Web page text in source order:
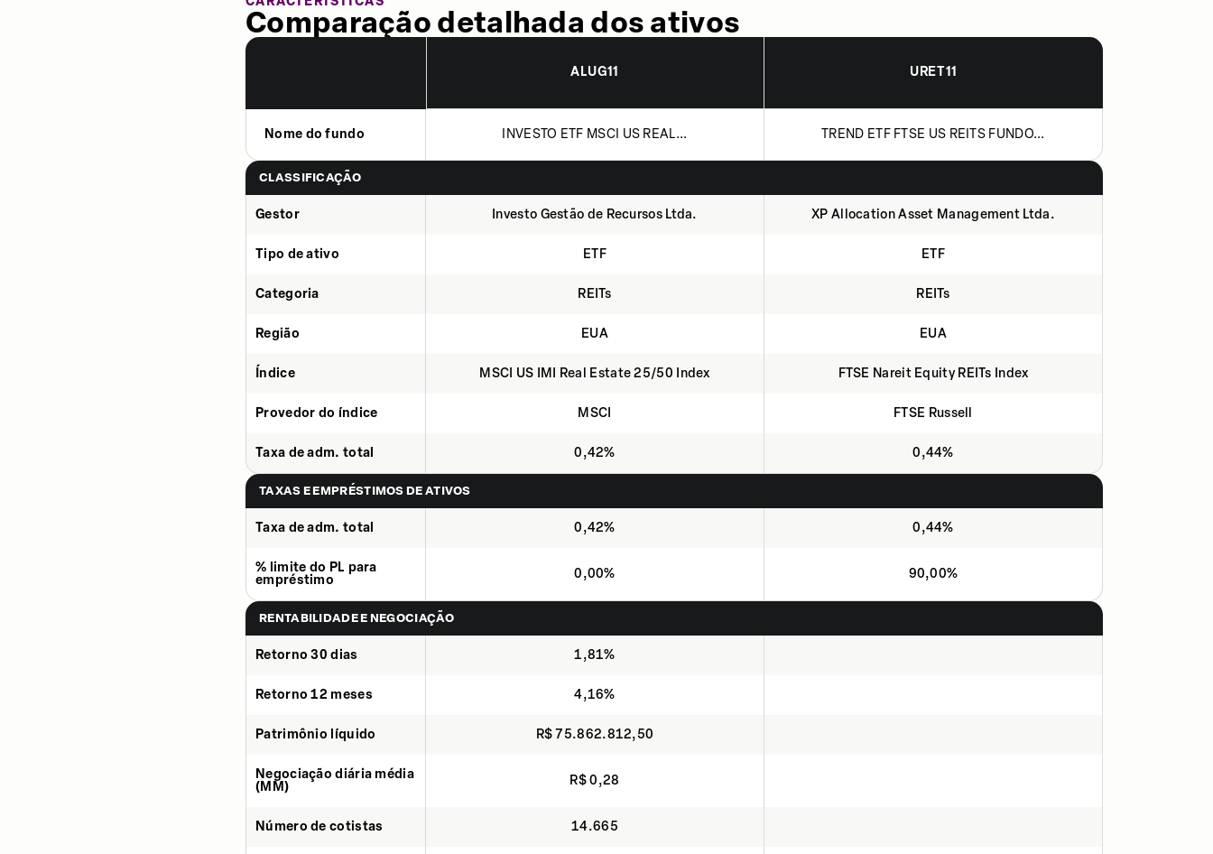
Comparação detalhada dos ativos
ALUG11 URET11
Nome do fundo INVESTO ETF MSCI US REAL... TREND ETF FTSE US REITS FUNDO...
CLASSIFICAÇÃO
Gestor Investo Gestão de Recursos Ltda. XP Allocation Asset Management Ltda.
Tipo de ativo ETF ETF
Categoria REITs REITs
Região EUA EUA
Índice MSCI US IMI Real Estate 25/50 Index FTSE Nareit Equity REITs Index
Provedor do índice MSCI FTSE Russell
Taxa de adm. total 0,42% 0,44%
TAXAS E EMPRÉSTIMOS DE ATIVOS
Taxa de adm. total 0,42% 0,44%
% limite do PL para
empréstimo
0,00% 90,00%
RENTABILIDADE E NEGOCIAÇÃO
Retorno 30 dias 1,81%
Retorno 12 meses 4,16%
Patrimônio líquido R$ 75.862.812,50
Negociação diária média
(MM)
R$ 0,28
Número de cotistas 14.665